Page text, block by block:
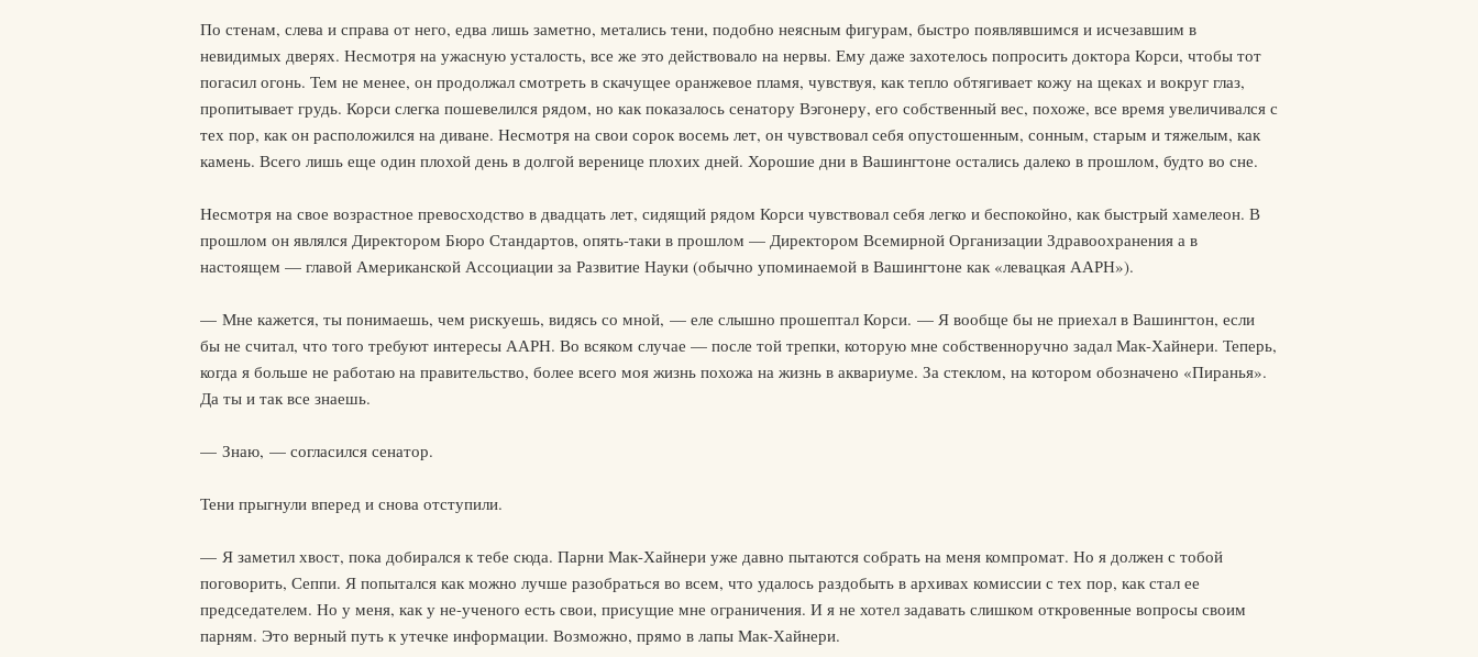
По стенам, слева и справа от него, едва лишь заметно, метались тени, подобно неясным фигурам, быстро появлявшимся и исчезавшим в
невидимых дверях. Несмотря на ужасную усталость, все же это действовало на нервы. Ему даже захотелось попросить доктора Корси, чтобы тот
погасил огонь. Тем не менее, он продолжал смотреть в скачущее оранжевое пламя, чувствуя, как тепло обтягивает кожу на щеках и вокруг глаз,
пропитывает грудь. Корси слегка пошевелился рядом, но как показалось сенатору Вэгонеру, его собственный вес, похоже, все время увеличивался с
тех пор, как он расположился на диване. Несмотря на свои сорок восемь лет, он чувствовал себя опустошенным, сонным, старым и тяжелым, как
камень. Всего лишь еще один плохой день в долгой веренице плохих дней. Хорошие дни в Вашингтоне остались далеко в прошлом, будто во сне.
Несмотря на свое возрастное превосходство в двадцать лет, сидящий рядом Корси чувствовал себя легко и беспокойно, как быстрый хамелеон. В
прошлом он являлся Директором Бюро Стандартов, опять-таки в прошлом — Директором Всемирной Организации Здравоохранения а в
настоящем — главой Американской Ассоциации за Развитие Науки (обычно упоминаемой в Вашингтоне как «левацкая ААРН»).
— Мне кажется, ты понимаешь, чем рискуешь, видясь со мной, — еле слышно прошептал Корси. — Я вообще бы не приехал в Вашингтон, если
бы не считал, что того требуют интересы ААРН. Во всяком случае — после той трепки, которую мне собственноручно задал Мак-Хайнери. Теперь,
когда я больше не работаю на правительство, более всего моя жизнь похожа на жизнь в аквариуме. За стеклом, на котором обозначено «Пиранья».
Да ты и так все знаешь.
— Знаю, — согласился сенатор.
Тени прыгнули вперед и снова отступили.
— Я заметил хвост, пока добирался к тебе сюда. Парни Мак-Хайнери уже давно пытаются собрать на меня компромат. Но я должен с тобой
поговорить, Сеппи. Я попытался как можно лучше разобраться во всем, что удалось раздобыть в архивах комиссии с тех пор, как стал ее
председателем. Но у меня, как у не-ученого есть свои, присущие мне ограничения. И я не хотел задавать слишком откровенные вопросы своим
парням. Это верный путь к утечке информации. Возможно, прямо в лапы Мак-Хайнери.